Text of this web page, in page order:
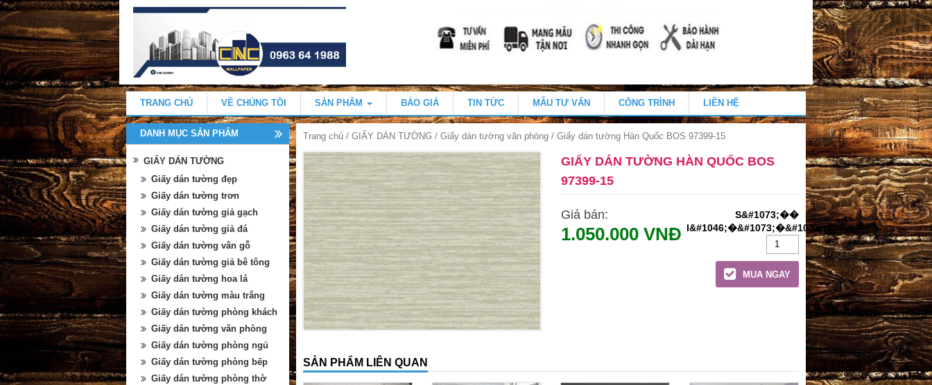
TRANG CHỦ VỀ CHÚNG TÔI SẢN PHẨM BÁO GIÁ TIN TỨC MẪU TƯ VẤN CÔNG TRÌNH LIÊN HỆ
Trang chủ / GIẤY DÁN TƯỜNG / Giấy dán tường văn phòng / Giấy dán tường Hàn Quốc BOS 97399-15
GIẤY DÁN TƯỜNG HÀN QUỐC BOS
97399-15
Giá bán:
1.050.000 VNĐ
MUA NGAY
SẢN PHẨM LIÊN QUAN
DANH MỤC SẢN PHẨM
GIẤY DÁN TƯỜNG
Giấy dán tường đẹp
Giấy dán tường trơn
Giấy dán tường giả gạch
Giấy dán tường giả đá
Giấy dán tường vân gỗ
Giấy dán tường giả bê tông
Giấy dán tường hoa lá
Giấy dán tường màu trắng
Giấy dán tường phòng khách
Giấy dán tường văn phòng
Giấy dán tường phòng ngủ
Giấy dán tường phòng bếp
Giấy dán tường phòng thờ